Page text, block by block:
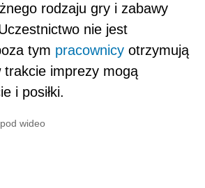
rodzaju gry i zabawy
nie jest
tym pracownicy otrzymują
trakcie imprezy mogą
i posiłki.
wideo